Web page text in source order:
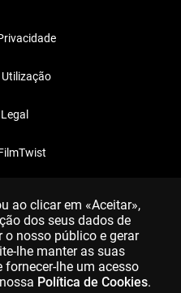
Utilização
ao clicar em «Aceitar»,
dos seus dados de
nosso público e gerar
lhe manter as suas
fornecer-lhe um acesso
Política de Cookies.